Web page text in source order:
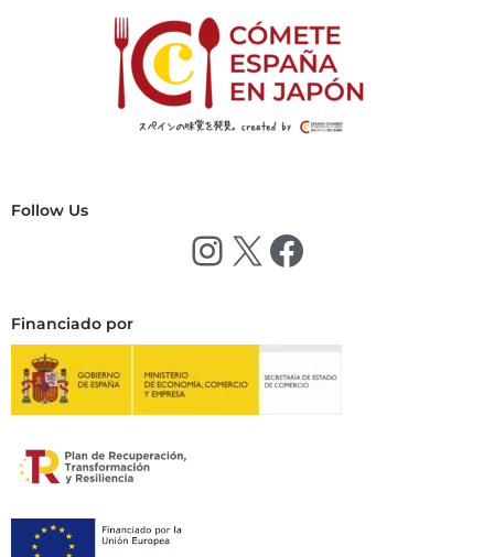
Follow Us
Financiado por